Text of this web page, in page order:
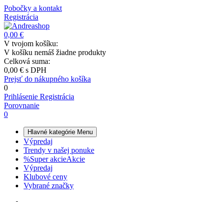
Pobočky a kontakt
Registrácia
0,00 €
V tvojom košíku:
V košíku nemáš žiadne produkty
Celková suma:
0,00 € s DPH
Prejsť do nákupného košíka
0
Prihlásenie Registrácia
Porovnanie
0
Hlavné kategórie Menu
Výpredaj
Trendy v našej ponuke
%Super akcieAkcie
Výpredaj
Klubové ceny
Vybrané značky